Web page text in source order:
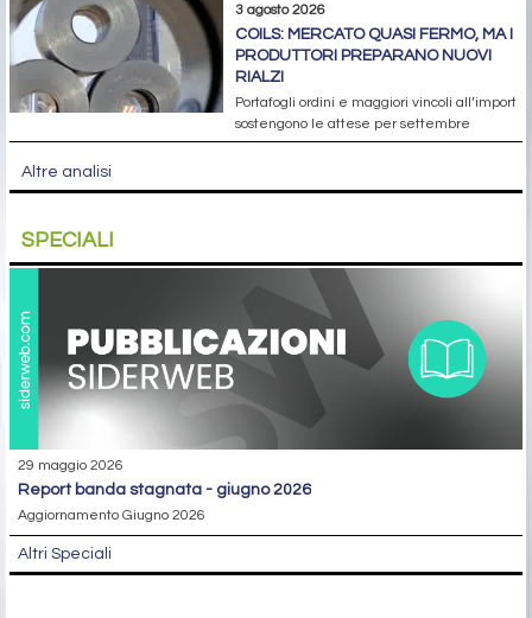
3 agosto 2026
COILS: MERCATO QUASI FERMO, MA I
PRODUTTORI PREPARANO NUOVI
RIALZI
Portafogli ordini e maggiori vincoli all’import
sostengono le attese per settembre
Altre analisi
SPECIALI
29 maggio 2026
report banda stagnata - giugno 2026
Aggiornamento Giugno 2026
Altri Speciali